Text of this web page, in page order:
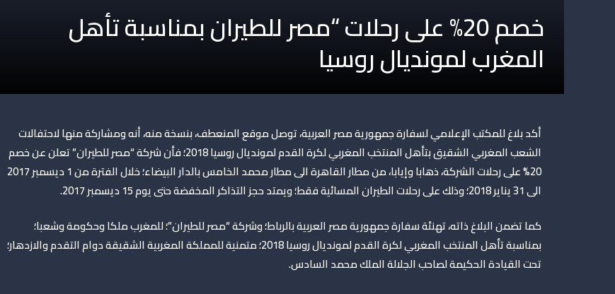
خصم 20% على رحلات “مصر للطيران بمناسبة تأهل
المغرب لمونديال روسيا
أكد بلاغ للمكتب الإعلامي لسفارة جمهورية مصر العربية، توصل موقع المنعطف، بنسخة منه، أنه ومشاركة منها لاحتفالات
الشعب المغربي الشقيق بتأهل المنتخب المغربي لكرة القدم لمونديال روسيا 2018؛ فأن شركة “مصر للطيران” تعلن عن ‏خصم
20% على رحلات الشركة، ذهابا وإيابا، من مطار القاهرة الى مطار محمد الخامس بالدار البيضاء؛ خلال الفترة من ‏‏1 ديسمبر 2017
الى 31 يناير 2018؛ وذلك على رحلات الطيران المسائية فقط؛ ويمتد حجز التذاكر المخفضة حتى ‏يوم 15 ديسمبر 2017.
كما تضمن البلاغ ذاته، تهنئة سفارة جمهورية مصر العربية بالرباط؛ وشركة “مصر للطيران”؛ للمغرب ملكا وحكومة وشعبا؛
بمناسبة تأهل المنتخب المغربي لكرة القدم لمونديال روسيا 2018؛ متمنية للمملكة المغربية الشقيقة دوام التقدم والازدهار؛
تحت القيادة الحكيمة لصاحب الجلالة الملك محمد السادس.